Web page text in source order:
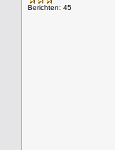
Berichten: 45